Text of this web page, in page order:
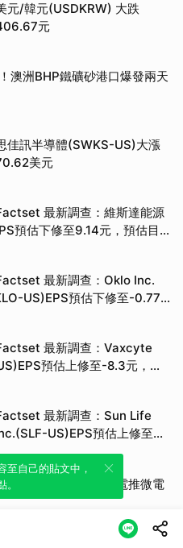
元/韓元(USDKRW) 大跌
元
澳洲BHP鐵礦砂港口爆發兩天
佳訊半導體(SWKS-US)大漲
美元
最新調查：維斯達能源
預估下修至9.14元，預估目
元
最新調查：Oklo Inc.
US)EPS預估下修至-0.77
價為83.50元
最新調查：Vaxcyte
預估上修至-8.3元，預
元
最新調查：Sun Life
US)EPS預估上修至
目標價為80.81元
新時代！鄭平：台達電推微電
透過發布貼
至自己的貼文中，